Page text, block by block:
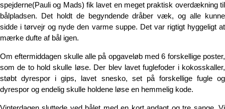
spejderne(Pauli og Mads) fik lavet en meget praktisk overdækning til
bålpladsen. Det holdt de begyndende dråber væk, og alle kunne
sidde i tørvejr og nyde den varme suppe. Det var rigtigt hyggeligt at
mærke dufte af bål igen.
Om eftermiddagen skulle alle på opgaveløb med 6 forskellige poster,
som de to hold skulle løse. Der blev lavet fuglefoder i kokosskaller,
støbt dyrespor i gips, lavet snesko, set på forskellige fugle og
dyrespor og endelig skulle holdene løse en hemmelig kode.